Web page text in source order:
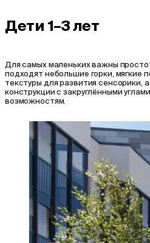
Дети 1–3 лет
Для самых маленьких важны
подходят небольшие горки, мягкие
текстуры для развития сенсорики,
конструкции с закруглёнными
возможностям.